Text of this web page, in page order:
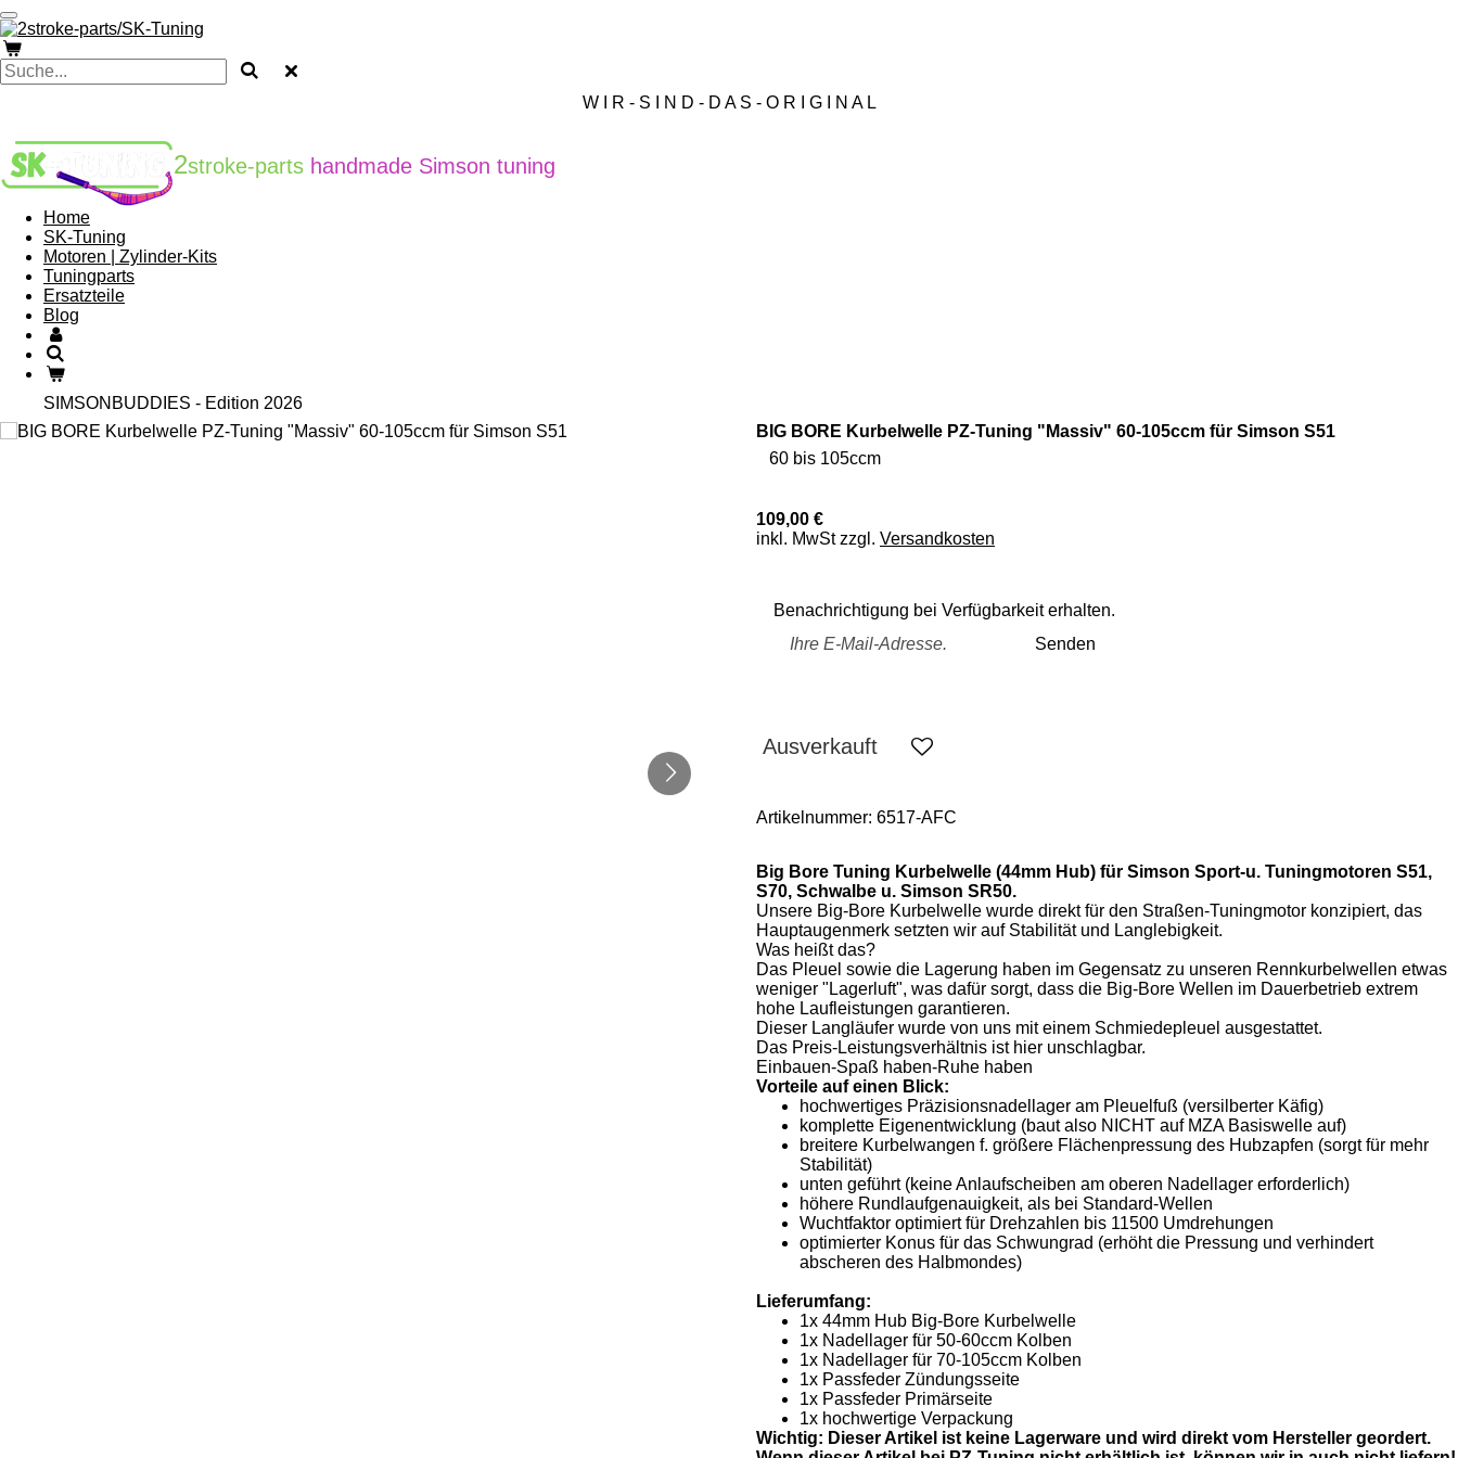
Zum
Hauptinhalt
springen
W I R - S I N D - D A S - O R I G I N A L
2stroke-parts handmade Simson tuning
Home
SK-Tuning
Motoren | Zylinder-Kits
Tuningparts
Ersatzteile
Blog
SIMSONBUDDIES - Edition 2026
BIG BORE Kurbelwelle PZ-Tuning "Massiv" 60-105ccm für Simson S51
60 bis 105ccm
109,00 €
inkl. MwSt zzgl. Versandkosten
Benachrichtigung bei Verfügbarkeit erhalten.
Senden
Ausverkauft
Artikelnummer: 6517-AFC
Big Bore Tuning Kurbelwelle (44mm Hub) für Simson Sport-u. Tuningmotoren S51,
S70, Schwalbe u. Simson SR50.
Unsere Big-Bore Kurbelwelle wurde direkt für den Straßen-Tuningmotor konzipiert, das
Hauptaugenmerk setzten wir auf Stabilität und Langlebigkeit.
Was heißt das?
Das Pleuel sowie die Lagerung haben im Gegensatz zu unseren Rennkurbelwellen etwas
weniger "Lagerluft", was dafür sorgt, dass die Big-Bore Wellen im Dauerbetrieb extrem
hohe Laufleistungen garantieren.
Dieser Langläufer wurde von uns mit einem Schmiedepleuel ausgestattet.
Das Preis-Leistungsverhältnis ist hier unschlagbar.
Einbauen-Spaß haben-Ruhe haben
Vorteile auf einen Blick:
hochwertiges Präzisionsnadellager am Pleuelfuß (versilberter Käfig)
komplette Eigenentwicklung (baut also NICHT auf MZA Basiswelle auf)
breitere Kurbelwangen f. größere Flächenpressung des Hubzapfen (sorgt für mehr
Stabilität)
unten geführt (keine Anlaufscheiben am oberen Nadellager erforderlich)
höhere Rundlaufgenauigkeit, als bei Standard-Wellen
Wuchtfaktor optimiert für Drehzahlen bis 11500 Umdrehungen
optimierter Konus für das Schwungrad (erhöht die Pressung und verhindert
abscheren des Halbmondes)
Lieferumfang:
1x 44mm Hub Big-Bore Kurbelwelle
1x Nadellager für 50-60ccm Kolben
1x Nadellager für 70-105ccm Kolben
1x Passfeder Zündungsseite
1x Passfeder Primärseite
1x hochwertige Verpackung
Wichtig: Dieser Artikel ist keine Lagerware und wird direkt vom Hersteller geordert.